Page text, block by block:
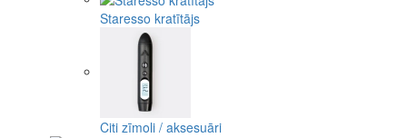
Staresso kratītājs
Citi zīmoli / aksesuāri